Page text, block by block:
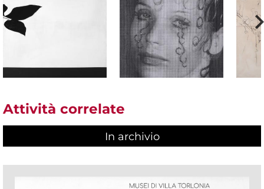
Attività correlate
In archivio